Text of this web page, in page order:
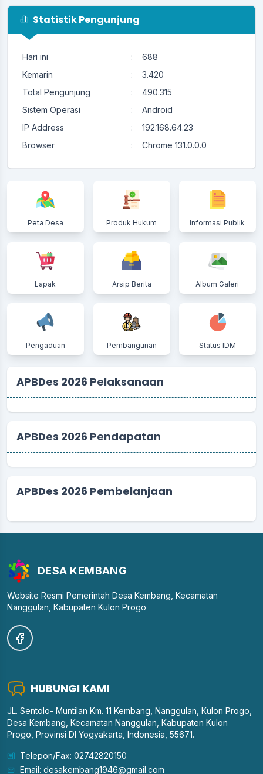
Statistik Pengunjung
Hari ini :
688
Kemarin
:
3.420
Total Pengunjung
:
490.315
Sistem Operasi
:
Android
IP Address
:
192.168.64.23
Browser
: Chrome 131.0.0.0
Peta Desa Produk Hukum Informasi Publik
Lapak Arsip Berita Album Galeri
Pengaduan Pembangunan Status IDM
APBDes 2026 Pelaksanaan
APBDes 2026 Pendapatan
APBDes 2026 Pembelanjaan
DESA KEMBANG
Website Resmi Pemerintah Desa Kembang, Kecamatan
Nanggulan, Kabupaten Kulon Progo
HUBUNGI KAMI
JL. Sentolo- Muntilan Km. 11 Kembang, Nanggulan, Kulon Progo,
Desa Kembang, Kecamatan Nanggulan, Kabupaten Kulon
Progo, Provinsi DI Yogyakarta, Indonesia, 55671.
Telepon/Fax: 02742820150
Email: desakembang1946@gmail.com